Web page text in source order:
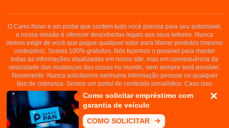
Como solicitar empréstimo com
garantia de veículo
COMO SOLICITAR
O Carro Novo é um portal que contém tudo você precisa para seu automóvel,
a nossa missão é oferecer descobertas legais aos seus leitores. Nunca
iremos exigir de você que pague qualquer valor para liberar produtos (mesmo
conteúdos). Somos 100% gratuitos. Nós fazemos o possível para manter
todas as informações atualizadas em nosso site, mas em consequência da
velocidade das mudanças das coisas no mundo, nem sempre será possível.
Novamente: Nunca solicitamos nenhuma informação pessoal ou qualquer
tipo de cobrança. Somos um portal de conteúdo jornalístico. Caso isso
aconteça, entre em contato conosco imediatamente.
Copyright © 2008-2022